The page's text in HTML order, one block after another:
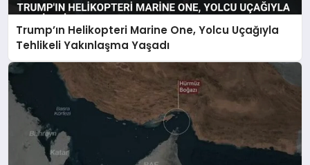
Trump’ın Helikopteri Marine One, Yolcu Uçağıyla
Tehlikeli Yakınlaşma Yaşadı